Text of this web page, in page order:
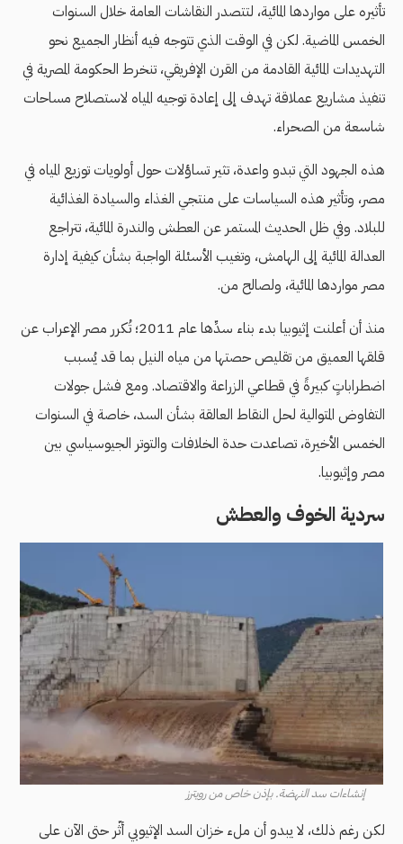
تأثيره على مواردها المائية، لتتصدر النقاشات العامة خلال السنوات
الخمس الماضية. لكن في الوقت الذي تتوجه فيه أنظار الجميع نحو
التهديدات المائية القادمة من القرن الإفريقي، تنخرط الحكومة المصرية في
تنفيذ مشاريع عملاقة تهدف إلى إعادة توجيه المياه لاستصلاح مساحات
شاسعة من الصحراء.
هذه الجهود التي تبدو واعدة، تثير تساؤلات حول أولويات توزيع المياه في
مصر، وتأثير هذه السياسات على منتجي الغذاء والسيادة الغذائية
للبلاد. وفي ظل الحديث المستمر عن العطش والندرة المائية، تتراجع
العدالة المائية إلى الهامش، وتغيب الأسئلة الواجبة بشأن كيفية إدارة
مصر مواردها المائية، ولصالح من.
منذ أن أعلنت إثيوبيا بدء بناء سدِّها عام 2011؛ تُكرر مصر الإعراب عن
قلقها العميق من تقليص حصتها من مياه النيل بما قد يُسبب
اضطراباتٍ كبيرةً في قطاعي الزراعة والاقتصاد. ومع فشل جولات
التفاوض المتوالية لحل النقاط العالقة بشأن السد، خاصة في السنوات
الخمس الأخيرة، تصاعدت حدة الخلافات والتوتر الجيوسياسي بين
مصر وإثيوبيا.
سردية الخوف والعطش
إنشاءات سد النهضة. بإذن خاص من رويترز
لكن رغم ذلك، لا يبدو أن ملء خزان السد الإثيوبي أثّر حتى الآن على